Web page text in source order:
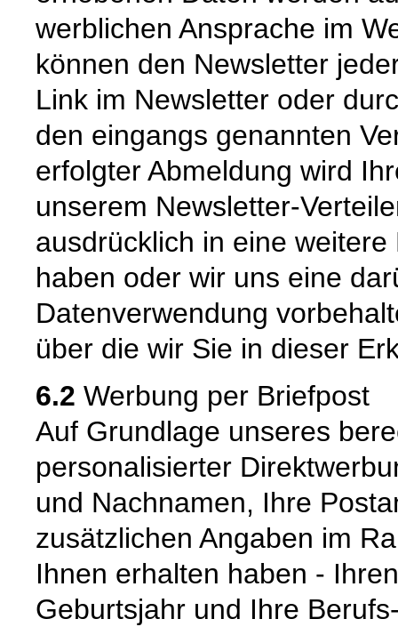
werblichen Ansprache im
können den Newsletter
Link im Newsletter oder
den eingangs genannten
erfolgter Abmeldung wird
unserem Newsletter-
ausdrücklich in eine
haben oder wir uns eine
Datenverwendung
über die wir Sie in dieser
6.2 Werbung per Briefpost
Auf Grundlage unseres
personalisierter
und Nachnamen, Ihre
zusätzlichen Angaben im
Ihnen erhalten haben -
Geburtsjahr und Ihre